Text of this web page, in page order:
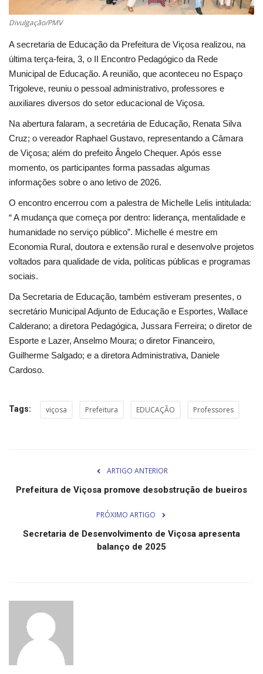
Sua Cidade
Política
Trânsito
Segurança Pública
Economia
Educação
Esporte
Solidariedade
Meio Ambiente
Justiça
Obituário
Divulgação/PMV
A secretaria de Educação da Prefeitura de Viçosa realizou, na
última terça-feira, 3, o II Encontro Pedagógico da Rede
Municipal de Educação. A reunião, que aconteceu no Espaço
Trigoleve, reuniu o pessoal administrativo, professores e
auxiliares diversos do setor educacional de Viçosa.
Na abertura falaram, a secretária de Educação, Renata Silva
Cruz; o vereador Raphael Gustavo, representando a Câmara
de Viçosa; além do prefeito Ângelo Chequer. Após esse
momento, os participantes forma passadas algumas
informações sobre o ano letivo de 2026.
O encontro encerrou com a palestra de Michelle Lelis intitulada:
“ A mudança que começa por dentro: liderança, mentalidade e
humanidade no serviço público”. Michelle é mestre em
Economia Rural, doutora e extensão rural e desenvolve projetos
voltados para qualidade de vida, políticas públicas e programas
sociais.
Da Secretaria de Educação, também estiveram presentes, o
secretário Municipal Adjunto de Educação e Esportes, Wallace
Calderano; a diretora Pedagógica, Jussara Ferreira; o diretor de
Esporte e Lazer, Anselmo Moura; o diretor Financeiro,
Guilherme Salgado; e a diretora Administrativa, Daniele
Cardoso.
Tags: viçosa Prefeitura EDUCAÇÃO Professores
ARTIGO ANTERIOR
Prefeitura de Viçosa promove desobstrução de bueiros
PRÓXIMO ARTIGO
Secretaria de Desenvolvimento de Viçosa apresenta
balanço de 2025